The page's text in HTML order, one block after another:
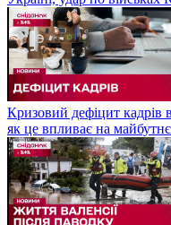
Кризовий дефіцит кадрів
як це впливає на